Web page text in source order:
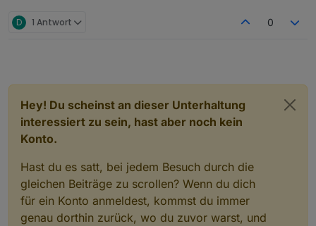
D 1 Antwort 0
Hey! Du scheinst an dieser Unterhaltung
interessiert zu sein, hast aber noch kein
Konto.
Hast du es satt, bei jedem Besuch durch die
gleichen Beiträge zu scrollen? Wenn du dich
für ein Konto anmeldest, kommst du immer
genau dorthin zurück, wo du zuvor warst, und